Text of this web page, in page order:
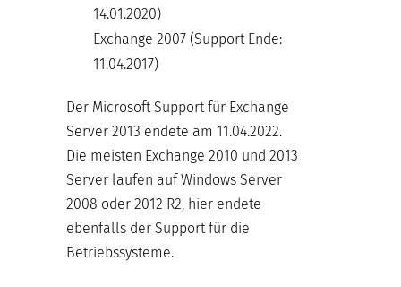
14.01.2020)
Exchange 2007 (Support Ende:
11.04.2017)
Der Microsoft Support für Exchange
Server 2013 endete am 11.04.2022.
Die meisten Exchange 2010 und 2013
Server laufen auf Windows Server
2008 oder 2012 R2, hier endete
ebenfalls der Support für die
Betriebssysteme.